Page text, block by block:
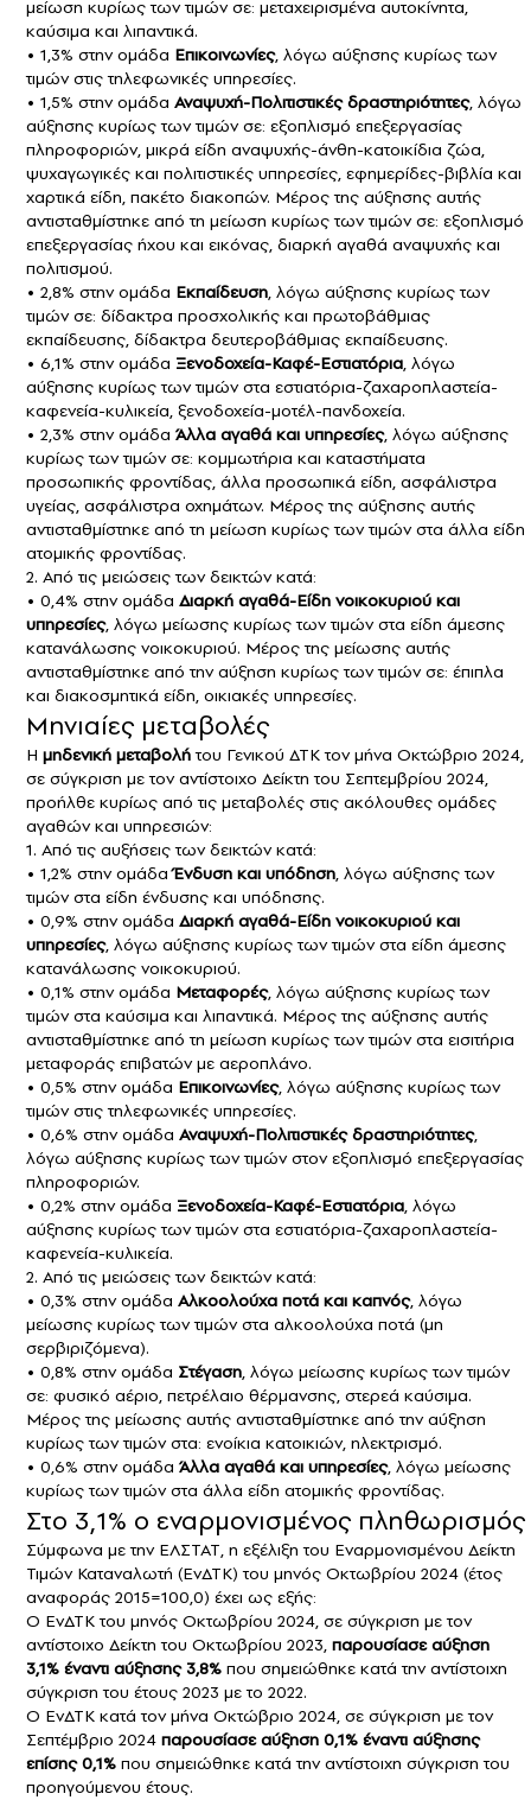
μείωση κυρίως των τιμών σε: μεταχειρισμένα αυτοκίνητα,
καύσιμα και λιπαντικά.
• 1,3% στην ομάδα Επικοινωνίες, λόγω αύξησης κυρίως των
τιμών στις τηλεφωνικές υπηρεσίες.
• 1,5% στην ομάδα Αναψυχή-Πολιτιστικές δραστηριότητες, λόγω
αύξησης κυρίως των τιμών σε: εξοπλισμό επεξεργασίας
πληροφοριών, μικρά είδη αναψυχής-άνθη-κατοικίδια ζώα,
ψυχαγωγικές και πολιτιστικές υπηρεσίες, εφημερίδες-βιβλία και
χαρτικά είδη, πακέτο διακοπών. Μέρος της αύξησης αυτής
αντισταθμίστηκε από τη μείωση κυρίως των τιμών σε: εξοπλισμό
επεξεργασίας ήχου και εικόνας, διαρκή αγαθά αναψυχής και
πολιτισμού.
• 2,8% στην ομάδα Εκπαίδευση, λόγω αύξησης κυρίως των
τιμών σε: δίδακτρα προσχολικής και πρωτοβάθμιας
εκπαίδευσης, δίδακτρα δευτεροβάθμιας εκπαίδευσης.
• 6,1% στην ομάδα Ξενοδοχεία-Καφέ-Εστιατόρια, λόγω
αύξησης κυρίως των τιμών στα εστιατόρια-ζαχαροπλαστεία-
καφενεία-κυλικεία, ξενοδοχεία-μοτέλ-πανδοχεία.
• 2,3% στην ομάδα Άλλα αγαθά και υπηρεσίες, λόγω αύξησης
κυρίως των τιμών σε: κομμωτήρια και καταστήματα
προσωπικής φροντίδας, άλλα προσωπικά είδη, ασφάλιστρα
υγείας, ασφάλιστρα οχημάτων. Μέρος της αύξησης αυτής
αντισταθμίστηκε από τη μείωση κυρίως των τιμών στα άλλα είδη
ατομικής φροντίδας.
2. Από τις μειώσεις των δεικτών κατά:
• 0,4% στην ομάδα Διαρκή αγαθά-Είδη νοικοκυριού και
υπηρεσίες, λόγω μείωσης κυρίως των τιμών στα είδη άμεσης
κατανάλωσης νοικοκυριού. Μέρος της μείωσης αυτής
αντισταθμίστηκε από την αύξηση κυρίως των τιμών σε: έπιπλα
και διακοσμητικά είδη, οικιακές υπηρεσίες.
Μηνιαίες μεταβολές
Η μηδενική μεταβολήτου Γενικού ΔΤΚ τον μήνα Οκτώβριο 2024,
σε σύγκριση με τον αντίστοιχο Δείκτη του Σεπτεμβρίου 2024,
προήλθε κυρίως από τις μεταβολές στις ακόλουθες ομάδες
αγαθών και υπηρεσιών:
1. Από τις αυξήσεις των δεικτών κατά:
• 1,2% στην ομάδαΈνδυση και υπόδηση, λόγω αύξησης των
τιμών στα είδη ένδυσης και υπόδησης.
• 0,9% στην ομάδα Διαρκή αγαθά-Είδη νοικοκυριού και
υπηρεσίες, λόγω αύξησης κυρίως των τιμών στα είδη άμεσης
κατανάλωσης νοικοκυριού.
• 0,1% στην ομάδα Μεταφορές, λόγω αύξησης κυρίως των
τιμών στα καύσιμα και λιπαντικά. Μέρος της αύξησης αυτής
αντισταθμίστηκε από τη μείωση κυρίως των τιμών στα εισιτήρια
μεταφοράς επιβατών με αεροπλάνο.
• 0,5% στην ομάδα Επικοινωνίες, λόγω αύξησης κυρίως των
τιμών στις τηλεφωνικές υπηρεσίες.
• 0,6% στην ομάδα Αναψυχή-Πολιτιστικές δραστηριότητες,
λόγω αύξησης κυρίως των τιμών στον εξοπλισμό επεξεργασίας
πληροφοριών.
• 0,2% στην ομάδα Ξενοδοχεία-Καφέ-Εστιατόρια, λόγω
αύξησης κυρίως των τιμών στα εστιατόρια-ζαχαροπλαστεία-
καφενεία-κυλικεία.
2. Από τις μειώσεις των δεικτών κατά:
• 0,3% στην ομάδα Αλκοολούχα ποτά και καπνός, λόγω
μείωσης κυρίως των τιμών στα αλκοολούχα ποτά (μη
σερβιριζόμενα).
• 0,8% στην ομάδα Στέγαση, λόγω μείωσης κυρίως των τιμών
σε: φυσικό αέριο, πετρέλαιο θέρμανσης, στερεά καύσιμα.
Μέρος της μείωσης αυτής αντισταθμίστηκε από την αύξηση
κυρίως των τιμών στα: ενοίκια κατοικιών, ηλεκτρισμό.
• 0,6% στην ομάδα Άλλα αγαθά και υπηρεσίες, λόγω μείωσης
κυρίως των τιμών στα άλλα είδη ατομικής φροντίδας.
Στο 3,1% ο εναρμονισμένος πληθωρισμός
Σύμφωνα με την ΕΛΣΤΑΤ, η εξέλιξη του Εναρμονισμένου Δείκτη
Τιμών Καταναλωτή (ΕνΔΤΚ) του μηνός Οκτωβρίου 2024 (έτος
αναφοράς 2015=100,0) έχει ως εξής:
Ο ΕνΔΤΚ του μηνός Οκτωβρίου 2024, σε σύγκριση με τον
αντίστοιχο Δείκτη του Οκτωβρίου 2023, παρουσίασε αύξηση
3,1% έναντι αύξησης 3,8% που σημειώθηκε κατά την αντίστοιχη
σύγκριση του έτους 2023 με το 2022.
Ο ΕνΔΤΚ κατά τον μήνα Οκτώβριο 2024, σε σύγκριση με τον
Σεπτέμβριο 2024 παρουσίασε αύξηση 0,1% έναντι αύξησης
επίσης 0,1% που σημειώθηκε κατά την αντίστοιχη σύγκριση του
προηγούμενου έτους.